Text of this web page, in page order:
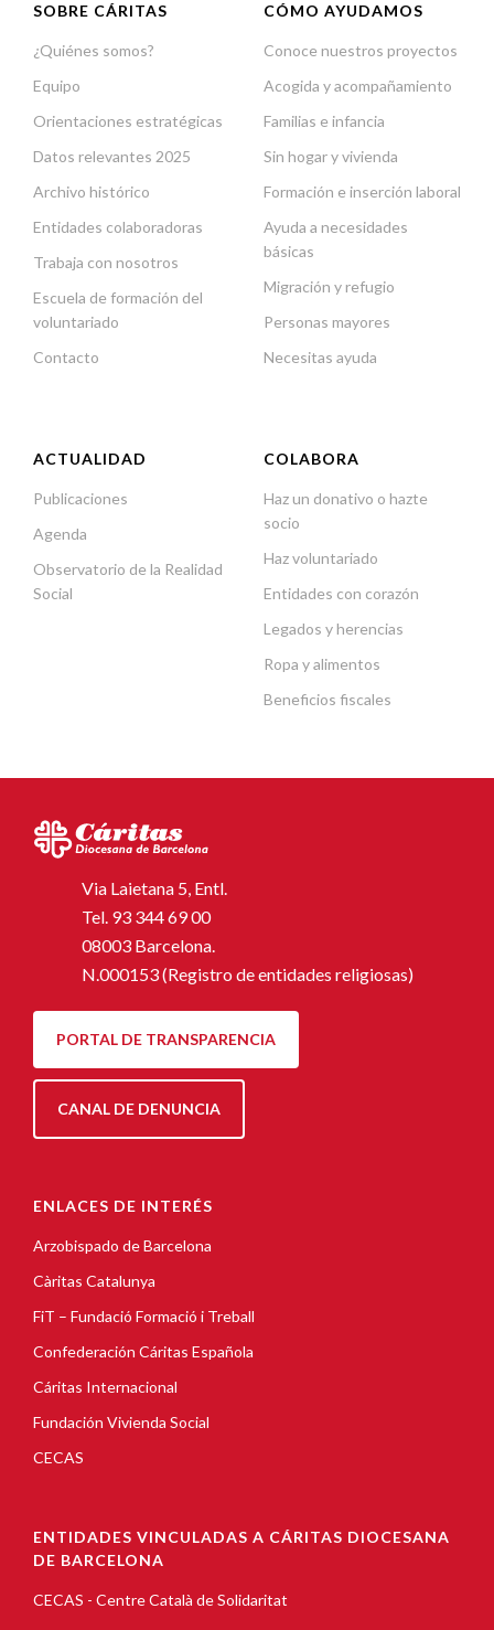
SOBRE CÁRITAS
¿Quiénes somos?
Equipo
Orientaciones estratégicas
Datos relevantes 2025
Archivo histórico
Entidades colaboradoras
Trabaja con nosotros
Escuela de formación del
voluntariado
Contacto
CÓMO AYUDAMOS
Conoce nuestros proyectos
Acogida y acompañamiento
Familias e infancia
Sin hogar y vivienda
Formación e inserción laboral
Ayuda a necesidades
básicas
Migración y refugio
Personas mayores
Necesitas ayuda
ACTUALIDAD
Publicaciones
Agenda
Observatorio de la Realidad
Social
COLABORA
Haz un donativo o hazte
socio
Haz voluntariado
Entidades con corazón
Legados y herencias
Ropa y alimentos
Beneficios fiscales
Via Laietana 5, Entl.
Tel. 93 344 69 00
08003 Barcelona.
N.000153 (Registro de entidades religiosas)
PORTAL DE TRANSPARENCIA
CANAL DE DENUNCIA
ENLACES DE INTERÉS
Arzobispado de Barcelona
Càritas Catalunya
FiT – Fundació Formació i Treball
Confederación Cáritas Española
Cáritas Internacional
Fundación Vivienda Social
CECAS
ENTIDADES VINCULADAS A CÁRITAS DIOCESANA
DE BARCELONA
CECAS - Centre Català de Solidaritat